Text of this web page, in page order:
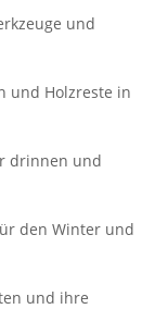
und
und Holzreste in
drinnen und
den Winter und
und ihre